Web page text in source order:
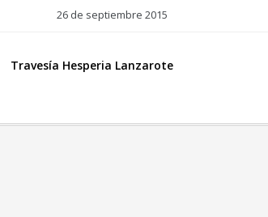
26 de septiembre 2015
Travesía Hesperia Lanzarote